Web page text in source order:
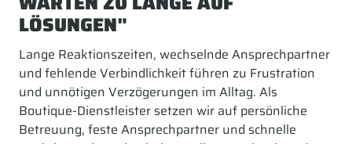
LÖSUNGEN"
Lange Reaktionszeiten, wechselnde Ansprechpartner
und fehlende Verbindlichkeit führen zu Frustration
und unnötigen Verzögerungen im Alltag. Als
Boutique-Dienstleister setzen wir auf persönliche
Betreuung, feste Ansprechpartner und schnelle